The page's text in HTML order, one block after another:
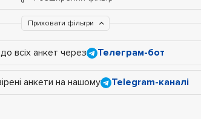
Приховати фільтри
всіх анкет через Телеграм-бот
анкети на нашому Telegram-каналі